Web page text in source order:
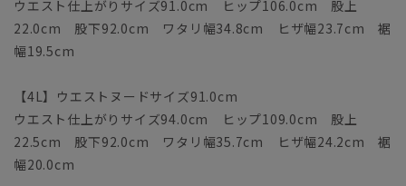
ウエスト仕上がりサイズ91.0cm ヒップ106.0cm 股上
22.0cm 股下92.0cm ワタリ幅34.8cm ヒザ幅23.7cm 裾
幅19.5cm
【4L】ウエストヌードサイズ91.0cm
ウエスト仕上がりサイズ94.0cm ヒップ109.0cm 股上
22.5cm 股下92.0cm ワタリ幅35.7cm ヒザ幅24.2cm 裾
幅20.0cm